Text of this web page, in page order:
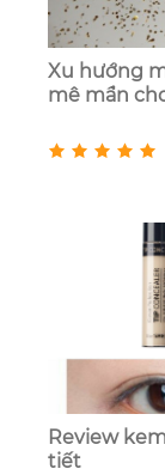
Xu hướng
mê mẩn
Review
tiết